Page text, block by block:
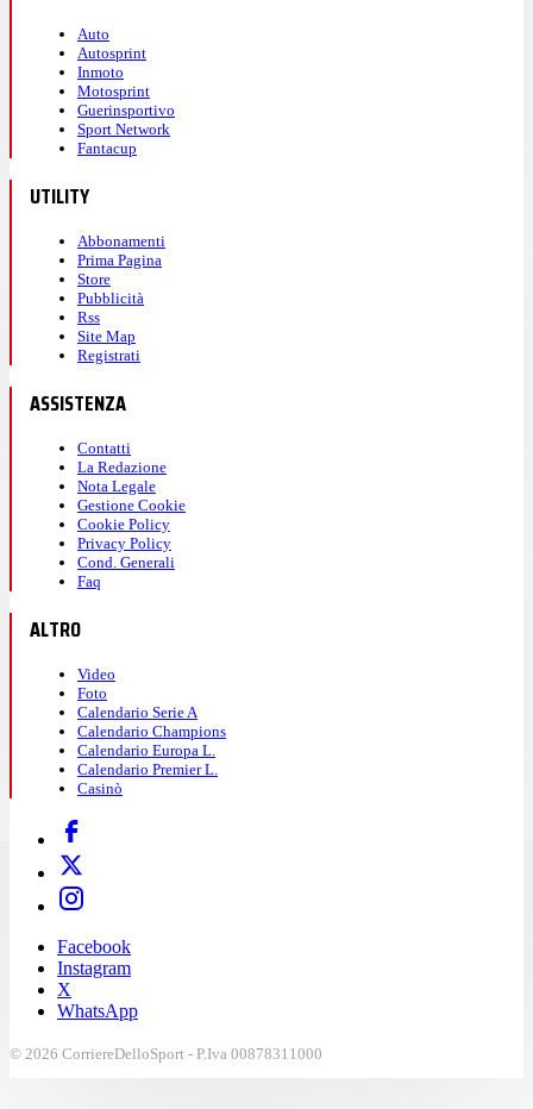
Auto
Autosprint
Inmoto
Motosprint
Guerinsportivo
Sport Network
Fantacup
UTILITY
Abbonamenti
Prima Pagina
Store
Pubblicità
Rss
Site Map
Registrati
ASSISTENZA
Contatti
La Redazione
Nota Legale
Gestione Cookie
Cookie Policy
Privacy Policy
Cond. Generali
Faq
ALTRO
Video
Foto
Calendario Serie A
Calendario Champions
Calendario Europa L.
Calendario Premier L.
Casinò
Facebook
Instagram
X
WhatsApp
© 2026 CorriereDelloSport - P.Iva 00878311000